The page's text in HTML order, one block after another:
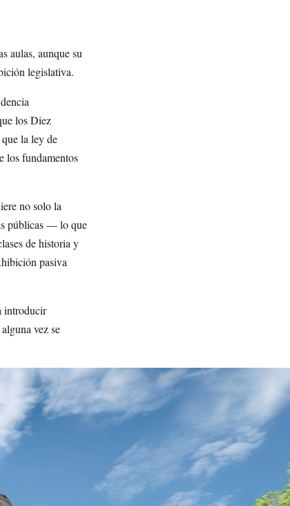
aulas, aunque su
legislativa.
los Diez
la ley de
los fundamentos
no solo la
públicas — lo que
de historia y
pasiva
introducir
vez se